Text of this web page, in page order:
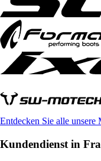
Entdecken Sie alle unsere
Kundendienst in